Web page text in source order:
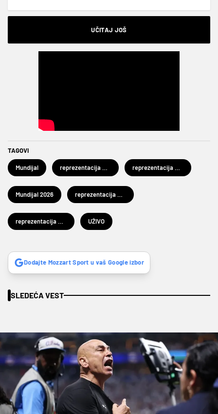
UČITAJ JOŠ
TAGOVI
Mundijal
Mundijal 2026
UŽIVO
Dodajte Mozzart Sport u vaš Google izbor
SLEDEĆA VEST